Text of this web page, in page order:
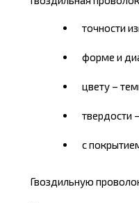
точности
форме и
цвету –
твердости
с
Гвоздильную